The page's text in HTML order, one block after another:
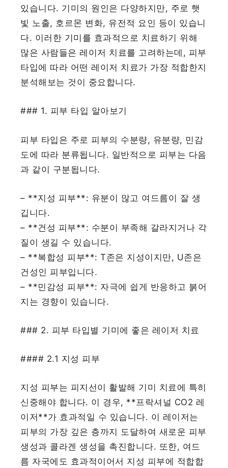
있습니다. 기미의 원인은 다양하지만, 주로 햇
빛 노출, 호르몬 변화, 유전적 요인 등이 있습니
다. 이러한 기미를 효과적으로 치료하기 위해
많은 사람들은 레이저 치료를 고려하는데, 피부
타입에 따라 어떤 레이저 치료가 가장 적합한지
분석해보는 것이 중요합니다.
### 1. 피부 타입 알아보기
피부 타입은 주로 피부의 수분량, 유분량, 민감
도에 따라 분류됩니다. 일반적으로 피부는 다음
과 같이 구분됩니다.
– **지성 피부**: 유분이 많고 여드름이 잘 생
깁니다.
– **건성 피부**: 수분이 부족해 갈라지거나 각
질이 생길 수 있습니다.
– **복합성 피부**: T존은 지성이지만, U존은
건성인 피부입니다.
– **민감성 피부**: 자극에 쉽게 반응하고 붉어
지는 경향이 있습니다.
### 2. 피부 타입별 기미에 좋은 레이저 치료
#### 2.1 지성 피부
지성 피부는 피지선이 활발해 기미 치료에 특히
신중해야 합니다. 이 경우, **프락셔널 CO2 레
이저**가 효과적일 수 있습니다. 이 레이저는
피부의 가장 깊은 층까지 도달하여 새로운 피부
생성과 콜라겐 생성을 촉진합니다. 또한, 여드
름 자국에도 효과적이어서 지성 피부에 적합합